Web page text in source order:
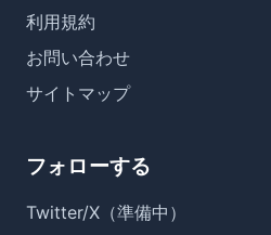
利用規約
お問い合わせ
サイトマップ
フォローする
Twitter/X（準備中）